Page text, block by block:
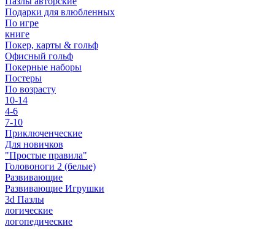
Подарки для влюбленных
По игре
книге
Покер, карты & гольф
Офисный гольф
Покерные наборы
Постеры
По возрасту
10-14
4-6
7-10
Приключенческие
Для новичков
"Простые правила"
Головоноги 2 (белые)
Развивающие
Развивающие Игрушки
3d Пазлы
логические
логопедические